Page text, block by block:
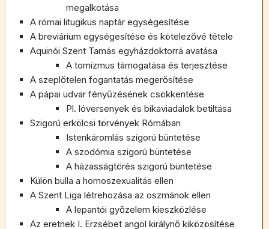
megalkotása
A római litugikus naptár egységesítése
A breviárium egységesítése és kötelezővé tétele
Aquinói Szent Tamás egyházdoktorrá avatása
A tomizmus támogatása és terjesztése
A szeplőtelen fogantatás megerősítése
A pápai udvar fényűzésének csökkentése
Pl. lóversenyek és bikaviadalok betiltása
Szigorú erkölcsi törvények Rómában
Istenkáromlás szigorú büntetése
A szodómia szigorú büntetése
A házasságtörés szigorú büntetése
Külön bulla a homoszexualitás ellen
A Szent Liga létrehozása az oszmánok ellen
A lepantói győzelem kieszközlése
Az eretnek I. Erzsébet angol királynő kiközösítése